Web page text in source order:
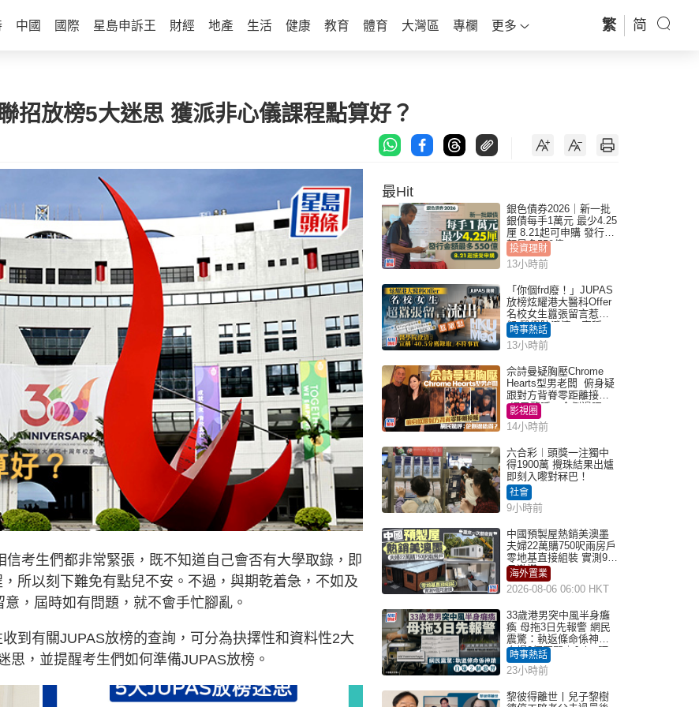
中國 國際 星島申訴王 財經 地產 生活 健康 教育 體育 大灣區 專欄 更多 繁 简
招放榜5大迷思 獲派非心儀課程點算好？
考生們都非常緊張，既不知道自己會否有大學取錄，即
所以刻下難免有點兒不安。不過，與期乾着急，不如及
，屆時如有問題，就不會手忙腳亂。
到有關JUPAS放榜的查詢，可分為抉擇性和資料性2大
，並提醒考生們如何準備JUPAS放榜。
最Hit
銀色債券2026｜新一批
銀債每手1萬元 最少4.25
厘 8.21起可申購 發行金
額最多550億
投資理財
13小時前
「你個frd廢！」JUPAS
放榜炫耀港大醫科Offer
名校女生囂張留言惹眾
怒 醫學院澄清：宣稱
「40.5分獲錄取」不符事
實｜Juicy叮
時事熱話
13小時前
佘詩曼疑胸壓Chrome
Hearts型男老闆 俯身疑
跟對方背脊零距離接觸
網民驚呼：企側邊唔
得？
影視圈
14小時前
六合彩︱頭獎一注獨中
得1900萬 攪珠結果出爐
即刻入嚟對冧巴！
社會
9小時前
中國預製屋熱銷美澳墨
夫婦22萬購750呎兩房戶
零地基直接組裝 實測9個
月激讚
海外置業
2026-08-06 06:00 HKT
33歲港男突中風半身癱
瘓 母拖3日先報警 網民
震驚：執返條命係神蹟
自爆2個惡習｜Juicy叮
時事熱話
23小時前
黎彼得離世丨兒子黎樹